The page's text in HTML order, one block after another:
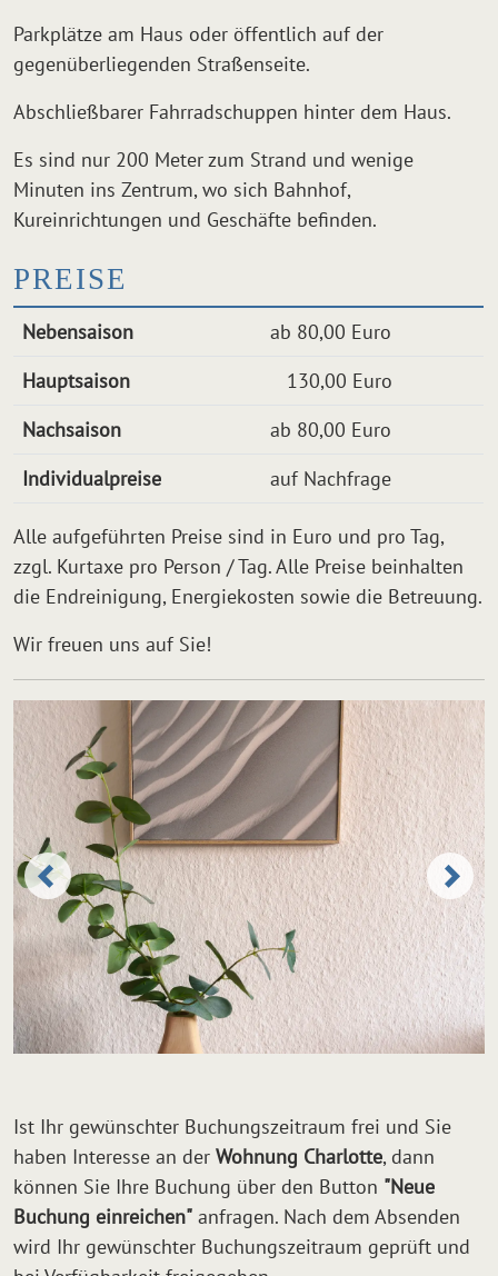
Parkplätze am Haus oder öffentlich auf der
gegenüberliegenden Straßenseite.
Abschließbarer Fahrradschuppen hinter dem Haus.
Es sind nur 200 Meter zum Strand und wenige
Minuten ins Zentrum, wo sich Bahnhof,
Kureinrichtungen und Geschäfte befinden.
PREISE
Nebensaison
ab 80,00 Euro
Hauptsaison
130,00 Euro
Nachsaison
ab 80,00 Euro
Individualpreise
auf Nachfrage
Alle aufgeführten Preise sind in Euro und pro Tag,
zzgl. Kurtaxe pro Person / Tag. Alle Preise beinhalten
die Endreinigung, Energiekosten sowie die Betreuung.
Wir freuen uns auf Sie!
Ist Ihr gewünschter Buchungszeitraum frei und Sie
haben Interesse an der Wohnung Charlotte, dann
können Sie Ihre Buchung über den Button "Neue
Buchung einreichen" anfragen. Nach dem Absenden
wird Ihr gewünschter Buchungszeitraum geprüft und